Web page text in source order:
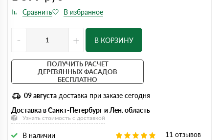
- + В КОРЗИНУ
ПОЛУЧИТЬ РАСЧЕТ
ДЕРЕВЯННЫХ ФАСАДОВ
БЕСПЛАТНО
09 августа доставка при заказе сегодня
Доставка в Санкт-Петербург и Лен. область
Узнать стоимость с доставкой
В наличии 11 отзывов